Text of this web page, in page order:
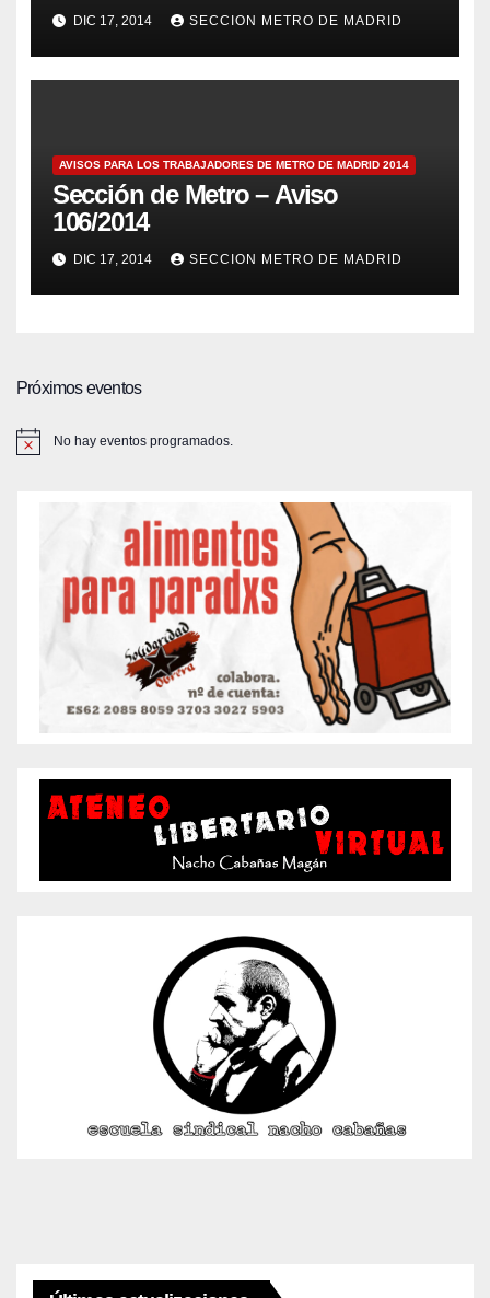
DIC 17, 2014 SECCION METRO DE MADRID
AVISOS PARA LOS TRABAJADORES DE METRO DE MADRID 2014
Sección de Metro – Aviso
106/2014
DIC 17, 2014 SECCION METRO DE MADRID
Próximos eventos
No hay eventos programados.